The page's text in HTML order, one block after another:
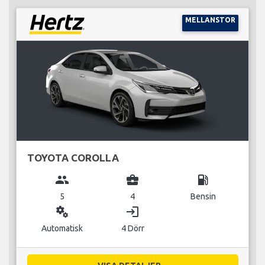
MELLANSTOR
TOYOTA COROLLA
group
5
business_center
4
local_gas_station
Bensin
miscellaneous_services
Automatisk
login
4 Dörr